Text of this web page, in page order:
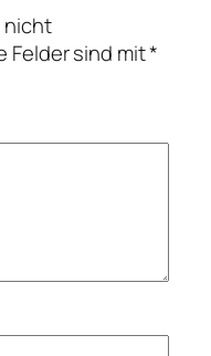
nicht
Felder sind mit*